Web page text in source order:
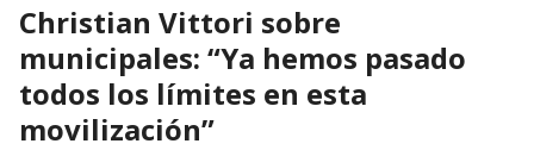
Christian Vittori sobre
municipales: “Ya hemos pasado
todos los límites en esta
movilización”